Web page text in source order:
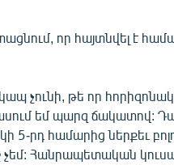
որ հայտնվել է
չունի, թե որ
եմ պարզ ճակատով:
5-րդ համարից ներքեւ
չեմ: Հանրապետական